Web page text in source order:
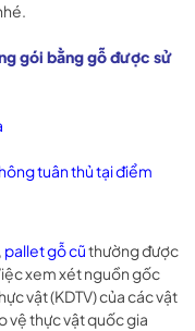
gói bằng gỗ được sử
tuân thủ tại điểm
, pallet gỗ cũthường được
xem xét nguồn gốc
vật (KDTV) của các vật
vệ thực vật quốc gia